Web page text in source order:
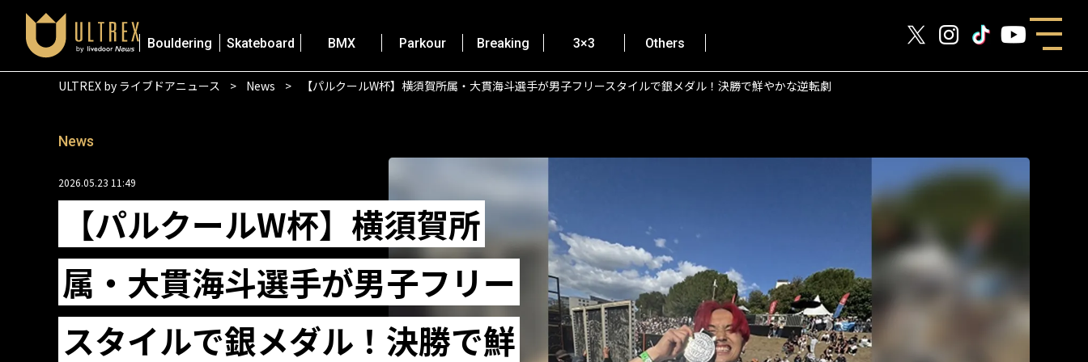
Bouldering Skateboard BMX Parkour Breaking 3×3 Others
ULTREX by ライブドアニュース News 【パルクールW杯】横須賀所属・大貫海斗選手が男子フリースタイルで銀メダル！決勝で鮮やかな逆転劇
News
2026.05.23 11:49
【パルクールW杯】横須賀所
属・大貫海斗選手が男子フリー
スタイルで銀メダル！決勝で鮮